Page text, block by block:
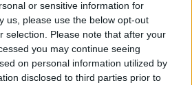
or sensitive information for
us, please use the below opt-out
selection. Please note that after your
you may continue seeing
on personal information utilized by
disclosed to third parties prior to
στην προσπάθεια να
της ΕΛΑΣ στη Νέα